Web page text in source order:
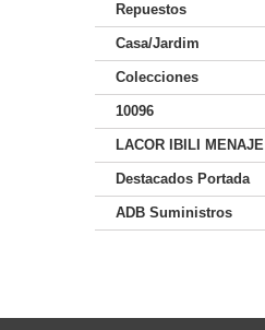
Repuestos
Casa/Jardim
Colecciones
10096
LACOR IBILI MENAJE
Destacados Portada
ADB Suministros